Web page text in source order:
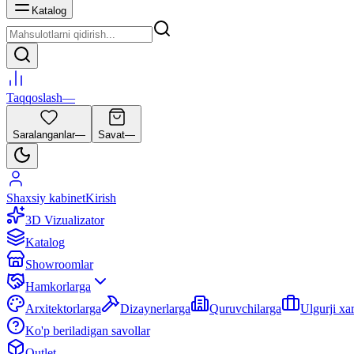
Katalog
Taqqoslash—
Saralanganlar— Savat—
Shaxsiy kabinetKirish
3D Vizualizator
Katalog
Showroomlar
Hamkorlarga
Arxitektorlarga
Dizaynerlarga Quruvchilarga
Ulgurji
Ko'p beriladigan savollar